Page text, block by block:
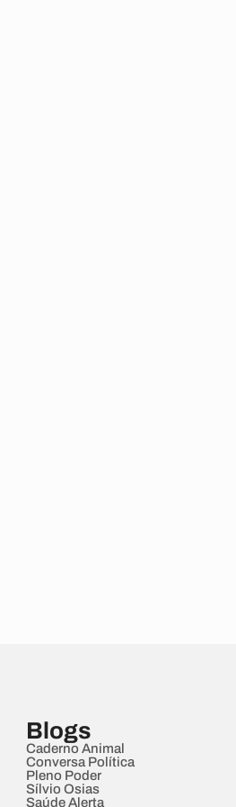
Blogs
Caderno Animal
Conversa Política
Pleno Poder
Sílvio Osias
Saúde Alerta